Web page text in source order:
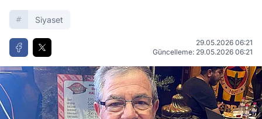
Siyaset
29.05.2026 06:21
Güncelleme: 29.05.2026 06:21